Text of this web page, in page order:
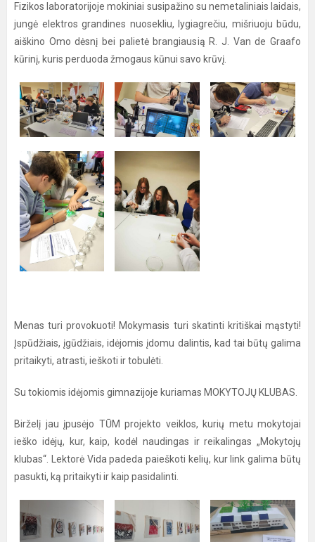
Fizikos laboratorijoje mokiniai susipažino su nemetaliniais laidais,
jungė elektros grandines nuosekliu, lygiagrečiu, mišriuoju būdu,
aiškino Omo dėsnį bei palietė brangiausią R. J. Van de Graafo
kūrinį, kuris perduoda žmogaus kūnui savo krūvį.
Menas turi provokuoti! Mokymasis turi skatinti kritiškai mąstyti!
Įspūdžiais, įgūdžiais, idėjomis įdomu dalintis, kad tai būtų galima
pritaikyti, atrasti, ieškoti ir tobulėti.
Su tokiomis idėjomis gimnazijoje kuriamas MOKYTOJŲ KLUBAS.
Birželį jau įpusėjo TŪM projekto veiklos, kurių metu mokytojai
ieško idėjų, kur, kaip, kodėl naudingas ir reikalingas „Mokytojų
klubas“. Lektorė Vida padeda paieškoti kelių, kur link galima būtų
pasukti, ką pritaikyti ir kaip pasidalinti.